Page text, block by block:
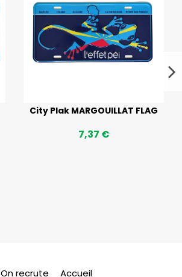
City Plak MARGOUILLAT FLAG
7,37 €
On recrute Accueil